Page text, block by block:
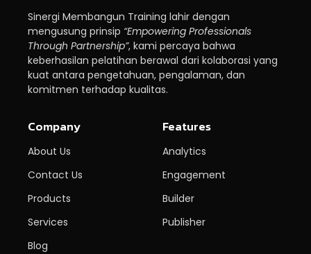
Sinergi Membangun Training lahir dengan
mengusung prinsip “Empowering Professionals
Through Partnership”, kami percaya bahwa
keberhasilan pelatihan berawal dari kolaborasi yang
kuat antara pengetahuan, pengalaman, dan
komitmen terhadap kualitas.
Company
About Us
Contact Us
Products
Services
Blog
Features
Analytics
Engagement
Builder
Publisher